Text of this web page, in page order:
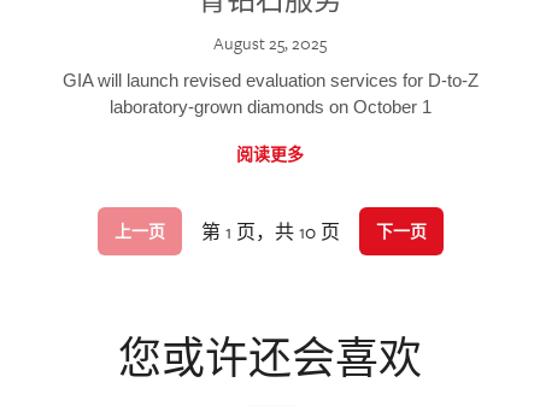
August 25, 2025
GIA will launch revised evaluation services for D-to-Z
laboratory-grown diamonds on October 1
阅读更多
上一页 第 1 页，共 10 页 下一页
您或许还会喜欢